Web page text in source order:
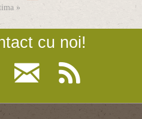
»
cu noi!